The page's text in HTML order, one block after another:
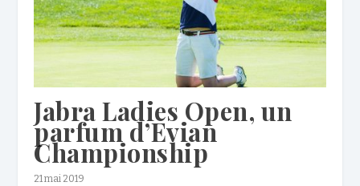
Jabra Ladies Open, un
parfum d’Evian
Championship
21 mai 2019